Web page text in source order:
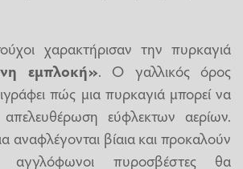
χαρακτήρισαν την πυρκαγιά
εμπλοκή». Ο γαλλικός όρος
πώς μια πυρκαγιά μπορεί να
εύφλεκτων αερίων.
αναφλέγονται βίαια και προκαλούν
πυροσβέστες θα